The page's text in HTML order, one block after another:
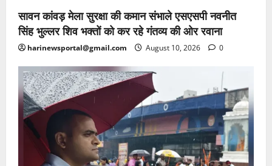
सावन कांवड़ मेला सुरक्षा की कमान संभाले एसएसपी नवनीत
सिंह भुल्लर शिव भक्तों को कर रहे गंतव्य की ओर रवाना
harinewsportal@gmail.com August 10, 2026 0